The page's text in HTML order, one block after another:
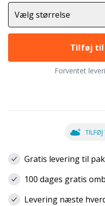
Vælg størrelse
Tilføj til
Forventet
Gratis levering til
100 dages gratis
Levering næste